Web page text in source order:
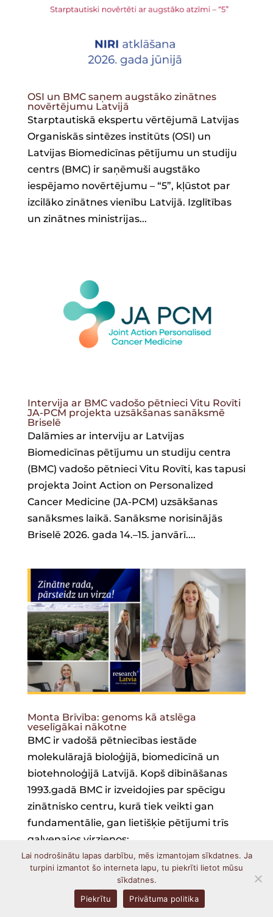
OSI un BMC saņem augstāko zinātnes
novērtējumu Latvijā
Starptautiskā ekspertu vērtējumā Latvijas
Organiskās sintēzes institūts (OSI) un
Latvijas Biomedicīnas pētījumu un studiju
centrs (BMC) ir saņēmuši augstāko
iespējamo novērtējumu – “5”, kļūstot par
izcilāko zinātnes vienību Latvijā. Izglītības
un zinātnes ministrijas...
Intervija ar BMC vadošo pētnieci Vitu Rovīti
JA-PCM projekta uzsākšanas sanāksmē
Briselē
Dalāmies ar interviju ar Latvijas
Biomedicīnas pētījumu un studiju centra
(BMC) vadošo pētnieci Vitu Rovīti, kas tapusi
projekta Joint Action on Personalized
Cancer Medicine (JA-PCM) uzsākšanas
sanāksmes laikā. Sanāksme norisinājās
Briselē 2026. gada 14.–15. janvārī....
Monta Brīvība: genoms kā atslēga
veselīgākai nākotne
BMC ir vadošā pētniecības iestāde
molekulārajā bioloģijā, biomedicīnā un
biotehnoloģijā Latvijā. Kopš dibināšanas
1993.gadā BMC ir izveidojies par spēcīgu
zinātnisko centru, kurā tiek veikti gan
fundamentālie, gan lietišķie pētījumi trīs
galvenajos virzienos:...
Lai nodrošinātu lapas darbību, mēs izmantojam sīkdatnes. Ja
turpini izmantot šo interneta lapu, tu piekrīti lietot mūsu
sīkdatnes.
Piekrītu
Privātuma politika